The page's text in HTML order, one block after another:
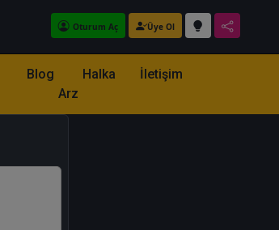
Oturum Aç Üye Ol
Blog
Halka
Arz
İletişim